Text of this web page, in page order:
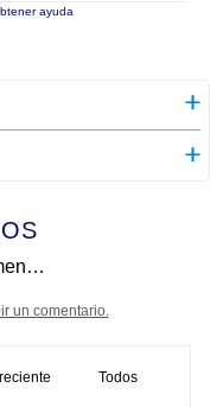
ayuda
un comentario.
Todos